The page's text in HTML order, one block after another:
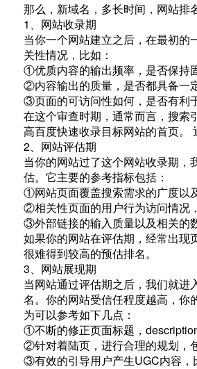
那么，新域名，多长时间，网站排
1、网站收录期
当你一个网站建立之后，在最初
关性情况，比如：
①优质内容的输出频率，是否保持
②内容输出的质量，是否都具备一
③页面的可访问性如何，是否有利
在这个审查时期，通常而言，搜索
高百度快速收录目标网站的首页。
2、网站评估期
当你的网站过了这个网站收录期
估。它主要的参考指标包括：
①网站页面覆盖搜索需求的广度以
②相关性页面的用户行为访问情况
③外部链接的输入质量以及相关的
如果你的网站在评估期，经常出现
很难得到较高的预估排名。
3、网站展现期
当网站通过评估期之后，我们就
名。你的网站受信任程度越高，你
为可以参考如下几点：
①不断的修正页面标题，
②针对着陆页，进行合理的规划，
③有效的引导用户产生UGC内容，